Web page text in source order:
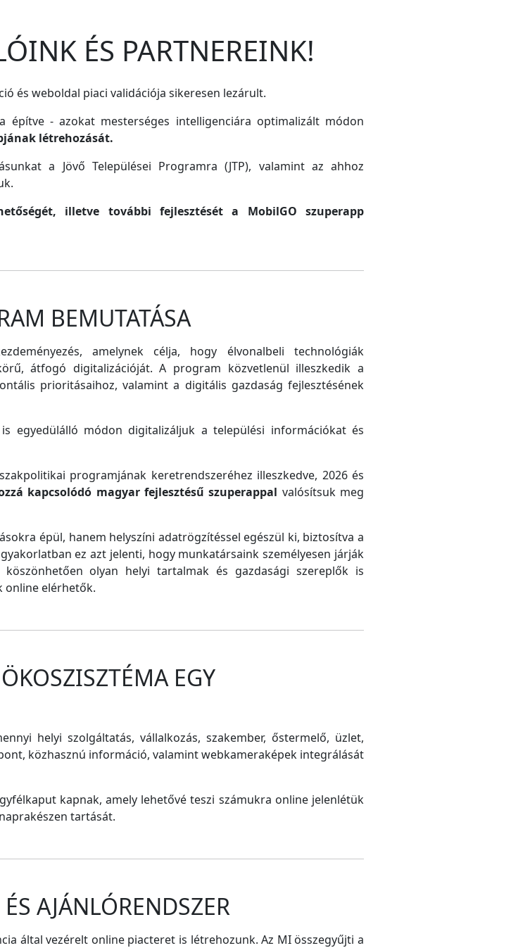
ÉS PARTNEREINK!
és weboldal piaci validációja sikeresen lezárult.
építve - azokat mesterséges intelligenciára optimalizált módon
létrehozását.
a Jövő Települései Programra (JTP), valamint az ahhoz
illetve további fejlesztését a MobilGO szuperapp
BEMUTATÁSA
amelynek célja, hogy élvonalbeli technológiák
átfogó digitalizációját. A program közvetlenül illeszkedik a
prioritásaihoz, valamint a digitális gazdaság fejlesztésének
egyedülálló módon digitalizáljuk a települési információkat és
programjának keretrendszeréhez illeszkedve, 2026 és
kapcsolódó magyar fejlesztésű szuperappal valósítsuk meg
épül, hanem helyszíni adatrögzítéssel egészül ki, biztosítva a
ez azt jelenti, hogy munkatársaink személyesen járják
olyan helyi tartalmak és gazdasági szereplők is
online elérhetők.
EGY
helyi szolgáltatás, vállalkozás, szakember, őstermelő, üzlet,
közhasznú információ, valamint webkameraképek integrálását
kapnak, amely lehetővé teszi számukra online jelenlétük
tartását.
AJÁNLÓRENDSZER
által vezérelt online piacteret is létrehozunk. Az MI összegyűjti a